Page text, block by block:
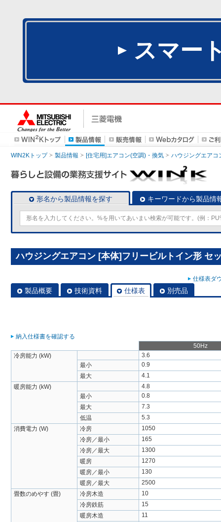
スマー
WIN2Kトップ 製品情報 [住宅用]エアコン(空調)・換気 ハウジングエアコ
形名から製品情報を探す キーワードから製品情
ハウジングエアコン [本体]フリービルトイン形 セ
仕様表ダ
製品概要 技術資料 仕様表 別売品
納入仕様書を確認する
50Hz
冷房能力 (kW)
3.6
最小
0.9
最大
4.1
暖房能力 (kW)
4.8
最小
0.8
最大
7.3
低温
5.3
消費電力 (W)
冷房
1050
冷房／最小
165
冷房／最大
1300
暖房
1270
暖房／最小
130
暖房／最大
2500
畳数のめやす (畳)
冷房木造
10
冷房鉄筋
15
暖房木造
11